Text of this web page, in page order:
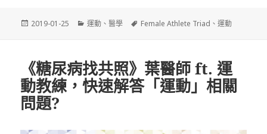
發
2019-01-25
分
運動 、醫學
標
Female Athlete Triad 、運動
《糖尿病找共照》葉醫師 ft. 運
動教練，快速解答「運動」相關
問題?